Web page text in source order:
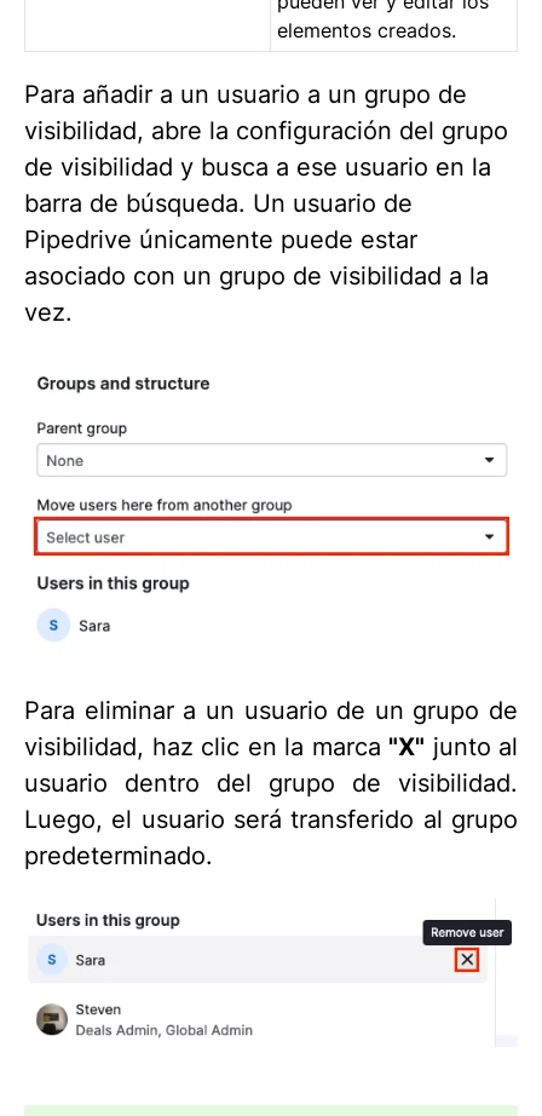
elementos creados.
Para añadir a un usuario a un grupo de
visibilidad, abre la configuración del grupo
de visibilidad y busca a ese usuario en la
barra de búsqueda. Un usuario de
Pipedrive únicamente puede estar
asociado con un grupo de visibilidad a la
vez.
Para eliminar a un usuario de un grupo de
visibilidad, haz clic en la marca "X" junto al
usuario dentro del grupo de visibilidad.
Luego, el usuario será transferido al grupo
predeterminado.